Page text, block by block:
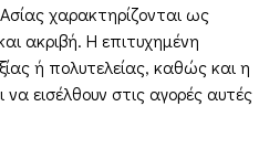
χαρακτηρίζονται ως
ακριβή. Η επιτυχημένη
ή πολυτελείας, καθώς και η
εισέλθουν στις αγορές αυτές